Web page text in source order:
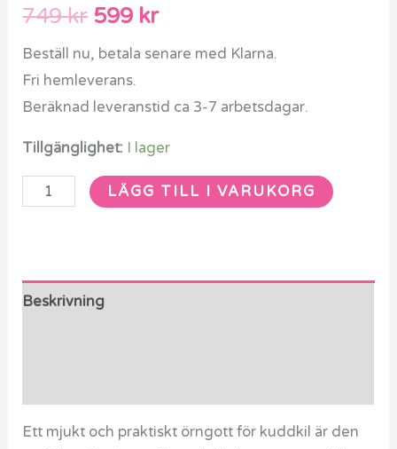
749kr 599 kr
Beställ nu, betala senare med Klarna.
Fri hemleverans.
Beräknad leveranstid ca 3-7 arbetsdagar.
Tillgänglighet: I lager
LÄGG TILL I VARUKORG
Beskrivning
Ett mjukt och praktiskt örngott för kuddkil är den